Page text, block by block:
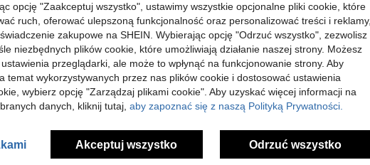
opcję "Zaakceptuj wszystko", ustawimy wszystkie opcjonalne pliki cookie, które
ruch, oferować ulepszoną funkcjonalność oraz personalizować treści i reklamy,
zakupowe na SHEIN. Wybierając opcję "Odrzuć wszystko", zezwolisz
niezbędnych plików cookie, które umożliwiają działanie naszej strony. Możesz
przeglądarki, ale może to wpłynąć na funkcjonowanie strony. Aby
temat wykorzystywanych przez nas plików cookie i dostosować ustawienia
wybierz opcję "Zarządzaj plikami cookie". Aby uzyskać więcej informacji na
danych, kliknij tutaj, aby zapoznać się z naszą Polityką Prywatności.
Akceptuj wszystko Odrzuć wszystko